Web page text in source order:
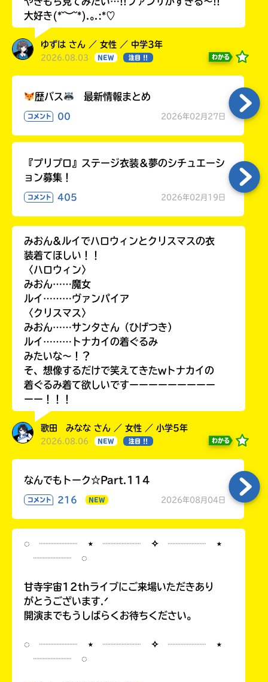
大好き(*˘︶˘*).｡.:*♡
ゆずは さん ／ 女性 ／ 中学3年
2026.08.03 NEW 注目 !! わかる
歴バス 最新情報まとめ
コメント 00 2026年02月27日
『プリプロ』ステージ衣装＆夢のシチュエーシ
ョン募集！
コメント 405 2026年02月19日
みおん&ルイでハロウィンとクリスマスの衣
装着てほしい！！
〈ハロウィン〉
みおん……魔女
ルイ………ヴァンパイア
〈クリスマス〉
みおん……サンタさん（ひげつき）
ルイ………トナカイの着ぐるみ
みたいな〜！？
そ、想像するだけで笑えてきたwトナカイの
着ぐるみ着て欲しいですーーーーーーーーー
ーー！！！
歌田 みなな さん ／ 女性 ／ 小学5年
2026.08.06 NEW 注目 !! わかる
なんでもトーク☆Part.114
コメント 216 NEW 2026年08月04日
◌ ┈┈┈┈ ⋆ ┈┈┈┈ ✧ ┈┈┈┈ ⋆
┈┈┈┈ ◌
甘寺宇宙12thライブにご来場いただきあり
がとうございます.ᐟ
開演までもうしばらくお待ちください。
◌ ┈┈┈┈ ⋆ ┈┈┈┈ ✧ ┈┈┈┈ ⋆
┈┈┈┈ ◌